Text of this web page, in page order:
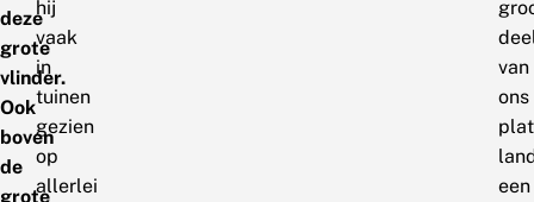
deze
grote
vlinder.
Ook
boven
de
grote
hij
vaak
in
tuinen
gezien
op
allerlei
van
ons
een